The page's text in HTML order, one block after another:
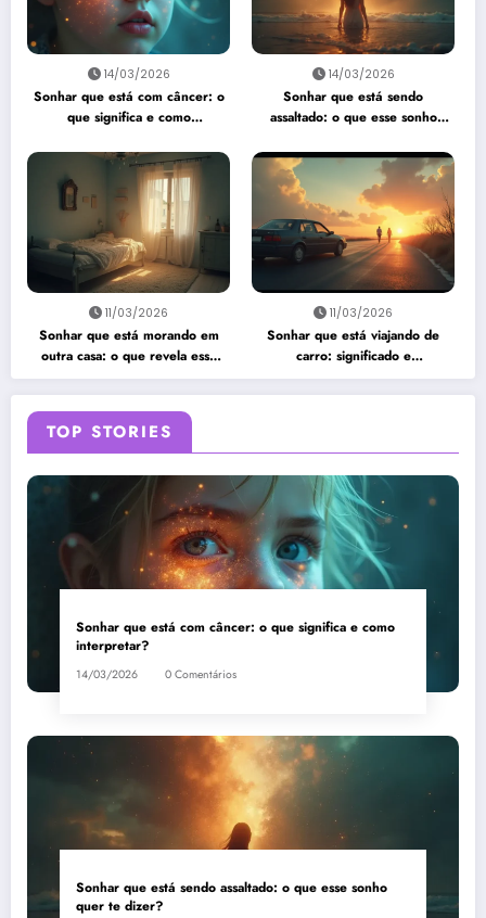
14/03/2026
Sonhar que está com câncer: o
que significa e como
14/03/2026
Sonhar que está sendo
assaltado: o que esse sonho
11/03/2026
Sonhar que está morando em
outra casa: o que revela esse
sonho?
11/03/2026
Sonhar que está viajando de
carro: significado e
interpretação
TOP STORIES
Sonhar que está com câncer: o que significa e como
interpretar?
14/03/2026 0 Comentários
Sonhar que está sendo assaltado: o que esse sonho
quer te dizer?